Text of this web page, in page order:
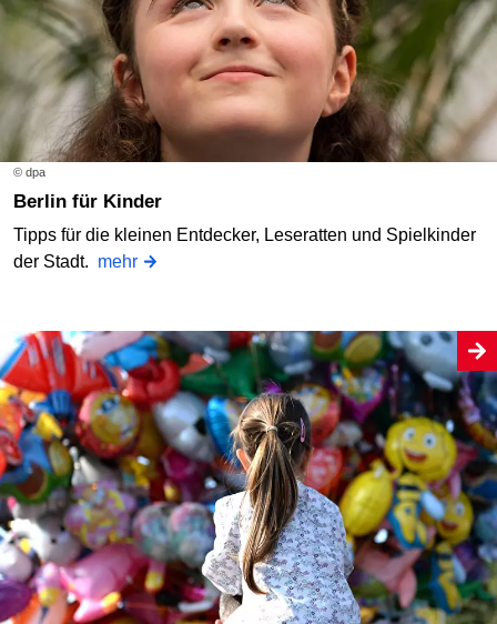
© dpa
Berlin für Kinder
Tipps für die kleinen Entdecker, Leseratten und Spielkinder
der Stadt. mehr